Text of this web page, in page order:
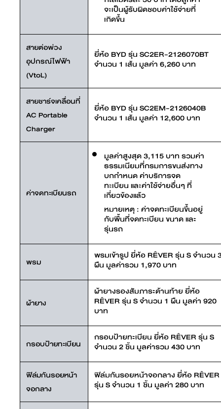
จะเป็นผู้รับผิดชอบค่าใช้จ่ายที่
เกิดขึ้น
สายต่อพ่วง
อุปกรณ์ไฟฟ้า
(VtoL)
ยี่ห้อ BYD รุ่น SC2ER-2126070BT
จำนวน 1 เส้น มูลค่า 6,260 บาท
สายชาร์จเคลื่อนที่
AC Portable
Charger
ยี่ห้อ BYD รุ่น SC2EM-2126040B
จำนวน 1 เส้น มูลค่า 12,600 บาท
ค่าจดทะเบียนรถ
มูลค่าสูงสุด 3,115 บาท รวมค่า
ธรรมเนียมที่กรมการขนส่งทาง
บกกำหนด ค่าบริการจด
ทะเบียน และค่าใช้จ่ายอื่นๆ ที่
เกี่ยวข้องแล้ว
หมายเหตุ : ค่าจดทะเบียนขึ้นอยู่
กับพื้นที่จดทะเบียน ขนาด และ
รุ่นรถ
พรม
พรมเข้ารูป ยี่ห้อ RÊVER รุ่น S จำนวน
ผืน มูลค่ารวม 1,970 บาท
ผ้ายาง
ผ้ายางรองสัมภาระด้านท้าย ยี่ห้อ
RÊVER รุ่น S จำนวน 1 ผืน มูลค่า 920
บาท
กรอบป้ายทะเบียน
กรอบป้ายทะเบียน ยี่ห้อ RÊVER รุ่น S
จำนวน 2 ชิ้น มูลค่ารวม 430 บาท
ฟิล์มกันรอยหน้า
จอกลาง
ฟิล์มกันรอยหน้าจอกลาง ยี่ห้อ RÊVER
รุ่น S จำนวน 1 ชิ้น มูลค่า 280 บาท